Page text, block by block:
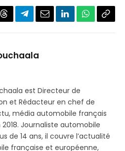
ThreadsPartager
Telegram
EmailLinkedInWhatsApp
est Directeur de
et Rédacteur en chef de
média automobile français
Journaliste automobile
de 14 ans, il couvre l’actualité
française et européenne,